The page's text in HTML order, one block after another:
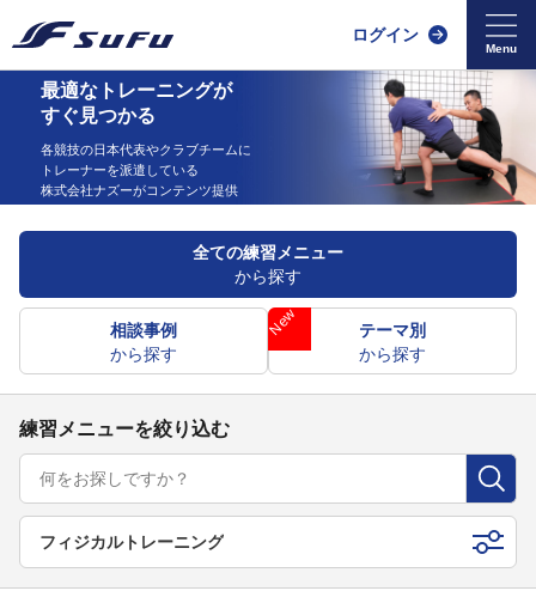
ログイン
最適なトレーニングが
すぐ見つかる
各競技の日本代表やクラブチームに
トレーナーを派遣している
株式会社ナズーがコンテンツ提供
全ての練習メニュー
から探す
相談事例
から探す
テーマ別
から探す
練習メニューを絞り込む
フィジカルトレーニング